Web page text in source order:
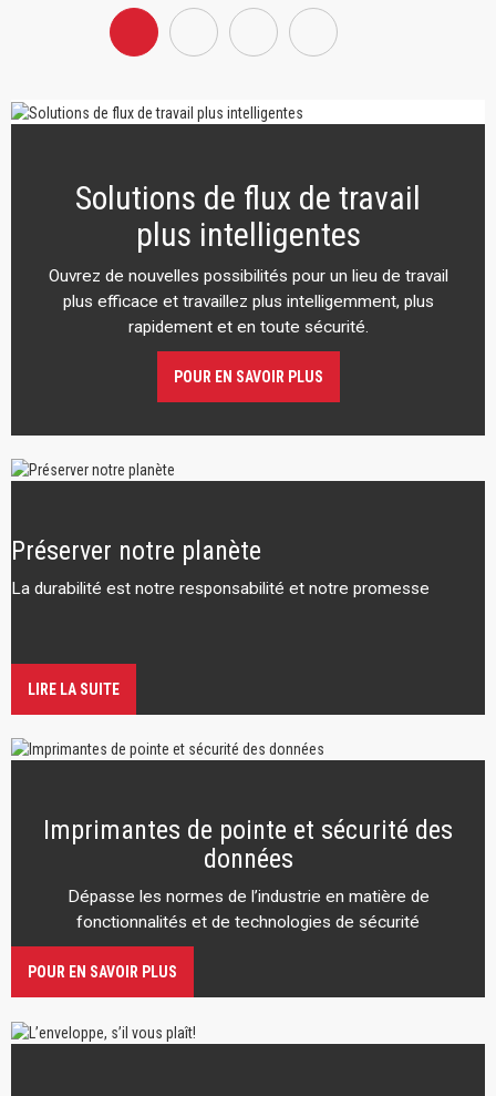
Solutions de flux de travail
plus intelligentes
Ouvrez de nouvelles possibilités pour un lieu de travail
plus efficace et travaillez plus intelligemment, plus
rapidement et en toute sécurité.
POUR EN SAVOIR PLUS
Préserver notre planète
La durabilité est notre responsabilité et notre promesse
LIRE LA SUITE
Imprimantes de pointe et sécurité des
données
Dépasse les normes de l’industrie en matière de
fonctionnalités et de technologies de sécurité
POUR EN SAVOIR PLUS